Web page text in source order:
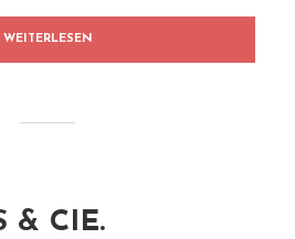
WEITERLESEN
& CIE.